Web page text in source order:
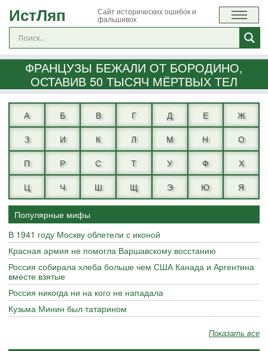
ИстЛяп Сайт исторических ошибок и
фальшивок
ФРАНЦУЗЫ БЕЖАЛИ ОТ БОРОДИНО,
ОСТАВИВ 50 ТЫСЯЧ МЁРТВЫХ ТЕЛ
А Б В Г Д Е
Ж
З
И К Л М Н
О
П
Р С Т У Ф
Х
Ц
Ч Ш Щ Э Ю Я
Популярные мифы
В 1941 году Москву облетели с иконой
Красная армия не помогла Варшавскому восстанию
Россия собирала хлеба больше чем США Канада и Аргентина
вместе взятые
Россия никогда ни на кого не нападала
Кузьма Минин был татарином
Показать все